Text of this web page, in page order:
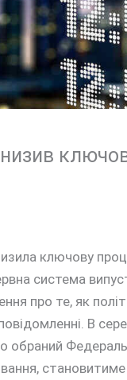
ключову
система
про те, як
В
обраний